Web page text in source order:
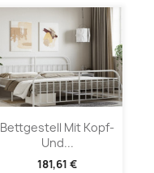
Bettgestell Mit Kopf-
Und...
181,61 €